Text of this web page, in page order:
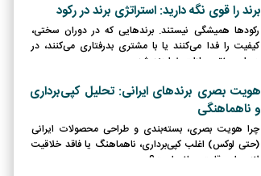
برند را قوی نگه دارید: استراتژی برند در رکود
رکودها همیشگی نیستند. برندهایی که در دوران سختی،
کیفیت را فدا می‌کنند یا با مشتری بدرفتاری می‌کنند، در
دوران رونق مجازات خواهند شد.
هویت بصری برندهای ایرانی: تحلیل کپی‌برداری
و ناهماهنگی
چرا هویت بصری، بسته‌بندی و طراحی محصولات ایرانی
(حتی لوکس) اغلب کپی‌برداری، ناهماهنگ یا فاقد خلاقیت
لازم برای رقابت جهانی است؟